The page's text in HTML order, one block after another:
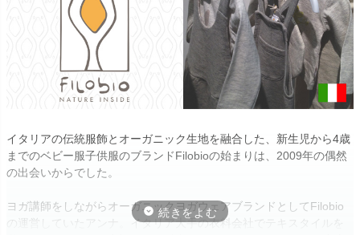
イタリアの伝統服飾とオーガニック生地を融合した、新生児から4歳
までのベビー服子供服のブランドFilobioの始まりは、2009年の偶然
の出会いからでした。
ヨガ講師をしながらオーガニックヨガウェアブランドとしてFilobio
の運営していたアンナ。イタリア大手の衣料会社でテキスタイルを